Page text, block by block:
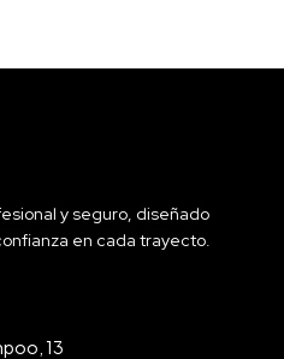
y seguro, diseñado
en cada trayecto.
13